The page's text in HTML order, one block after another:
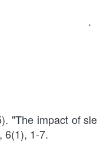
"The impact of
6(1), 1-7.